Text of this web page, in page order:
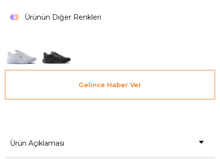
Ürünün Diğer Renkleri
Gelince Haber Ver
Ürün Açıklaması